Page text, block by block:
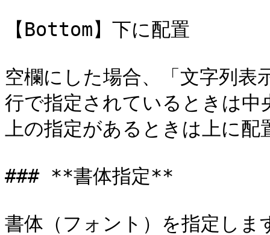
【Bottom】下に配置
空欄にした場合、「文字列表
行で指定されているときは
上の指定があるときは上に
### **書体指定**
書体（フォント）を指定しま